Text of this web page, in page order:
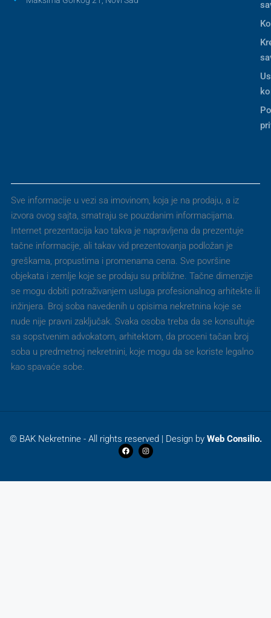
Sve informacije u vezi sa imovinom, koja je na prodaju, a iz
izvora ovog sajta, smatraju se pouzdanim informacijama.
Internet prezentacija kao takva je napravljena da prezentuje
tačne informacije, ali takav vid prezentovanja podložan je
greškama, propustima i promenama cena. Sve površine
objekata i zemlje koje se prodaju su približne. Tačne dimenzije
se mogu dobiti potraživanjem usluga profesionalnog arhitekte ili
inžinjera. Broj soba navedenih u opisima nekretnina koje se
nude nije pravni zaključak. Svaka osoba treba da se konsultuje
sa sopstvenim advokatom, arhitektom, da proceni tačan broj
soba u predmetnoj nekretnini, koje mogu da se koriste legalno
kao spavaće sobe.
© BAK Nekretnine - All rights reserved | Design by Web Consilio.